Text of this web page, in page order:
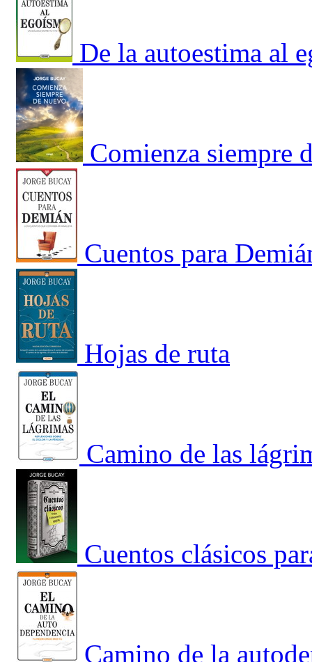
De la autoestima al
Comienza siempre
Cuentos para
Hojas de ruta
Camino de las
Cuentos clásicos
Camino de la